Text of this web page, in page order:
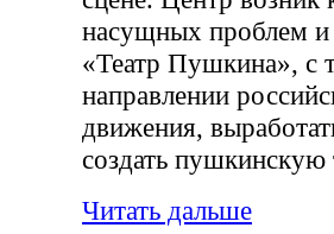
насущных проблем и
«Театр Пушкина», с
направлении
движения,
создать
Читать дальше